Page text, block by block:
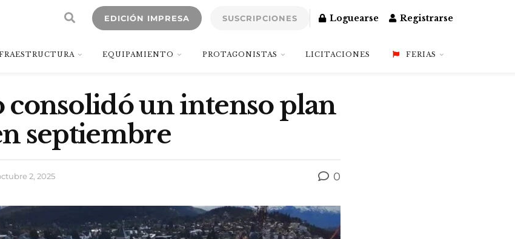
EDICIÓN IMPRESA SUSCRIPCIONES Loguearse Registrarse
EQUIPAMIENTO PROTAGONISTAS LICITACIONES FERIAS
consolidó un intenso plan
septiembre
2, 2025 0